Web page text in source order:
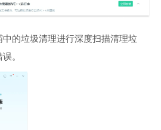
的垃圾清理进行深度扫描清理垃
。